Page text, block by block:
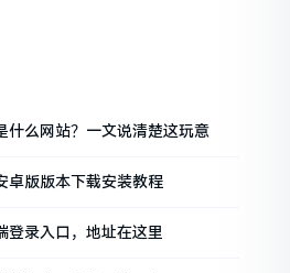
什么网站？一文说清楚这玩意
卓版版本下载安装教程
登录入口，地址在这里